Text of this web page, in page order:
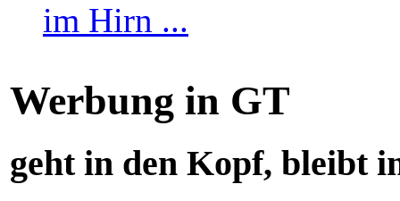
Werbung in GT
geht in den Kopf, bleibt